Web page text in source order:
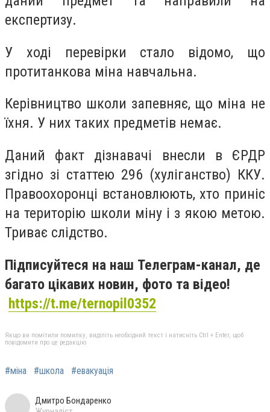
експертизу.
У ході перевірки стало відомо, що
протитанкова міна навчальна.
Керівництво школи запевняє, що міна не
їхня. У них таких предметів немає.
Даний факт дізнавачі внесли в ЄРДР
згідно зі статтею 296 (хуліганство) ККУ.
Правоохоронці встановлюють, хто приніс
на територію школи міну і з якою метою.
Триває слідство.
Підписуйтеся на наш Телеграм-канал, де
багато цікавих новин, фото та відео!
https://t.me/ternopil0352
Якщо ви помітили помилку, виділіть необхідний текст і натисніть Ctrl + Enter, щоб
повідомити про це редакцію
#міна #школа #евакуація
Дмитро Бондаренко